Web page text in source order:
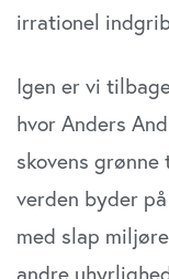
irrationel
Igen er vi
hvor Anders
skovens
verden byder
med slap
andre